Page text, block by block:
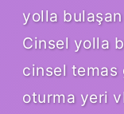
yolla bulaşan
Cinsel yolla
cinsel temas
oturma yeri